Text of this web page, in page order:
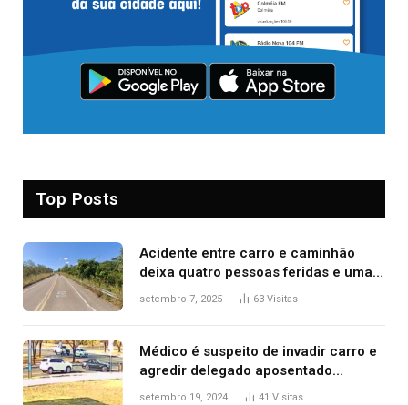
Top Posts
Acidente entre carro e caminhão
deixa quatro pessoas feridas e uma
mulher morta na TO-070
setembro 7, 2025 63 Visitas
Médico é suspeito de invadir carro e
agredir delegado aposentado
durante confusão no trânsito
setembro 19, 2024 41 Visitas